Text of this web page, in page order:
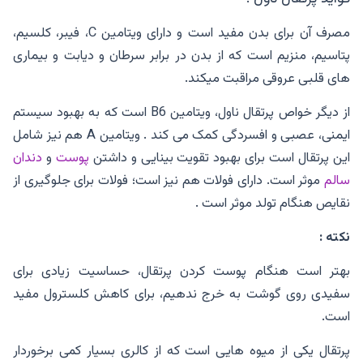
مصرف آن برای بدن مفید است و دارای ویتامین C، فیبر، کلسیم،
پتاسیم، منزیم است که از بدن در برابر سرطان و دیابت و بیماری
های قلبی عروقی مراقبت میکند.
از دیگر خواص پرتقال ناول، ویتامین B6 است که به بهبود سیستم
ایمنی، عصبی و افسردگی کمک می کند . ویتامین A هم نیز شامل
این پرتقال است برای بهبود تقویت بینایی و داشتن پوست و دندان
سالم موثر است. دارای فولات هم نیز است؛ فولات برای جلوگیری از
نقایص هنگام تولد موثر است .
نکته :
بهتر است هنگام پوست کردن پرتقال، حساسیت زیادی برای
سفیدی روی گوشت به خرج ندهیم، برای کاهش کلسترول مفید
است.
پرتقال یکی از میوه هایی است که از کالری بسیار کمی برخوردار